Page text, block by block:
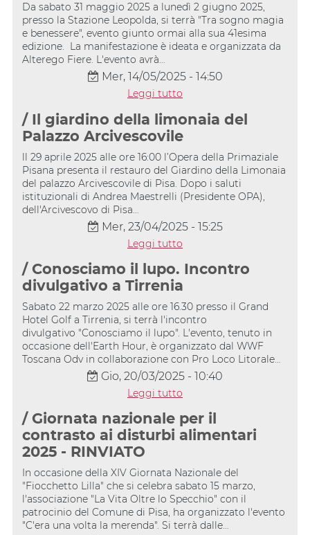
Da sabato 31 maggio 2025 a lunedì 2 giugno 2025,
presso la Stazione Leopolda, si terrà "Tra sogno magia
e benessere", evento giunto ormai alla sua 41esima
edizione. La manifestazione è ideata e organizzata da
Alterego Fiere. L'evento avrà…
Mer, 14/05/2025 - 14:50
Leggi tutto
/ Il giardino della limonaia del
Palazzo Arcivescovile
ll 29 aprile 2025 alle ore 16:00 l’Opera della Primaziale
Pisana presenta il restauro del Giardino della Limonaia
del palazzo Arcivescovile di Pisa. Dopo i saluti
istituzionali di Andrea Maestrelli (Presidente OPA),
dell'Arcivescovo di Pisa…
Mer, 23/04/2025 - 15:25
Leggi tutto
/ Conosciamo il lupo. Incontro
divulgativo a Tirrenia
Sabato 22 marzo 2025 alle ore 16.30 presso il Grand
Hotel Golf a Tirrenia, si terrà l'incontro
divulgativo "Conosciamo il lupo". L'evento, tenuto in
occasione dell'Earth Hour, è organizzato dal WWF
Toscana Odv in collaborazione con Pro Loco Litorale…
Gio, 20/03/2025 - 10:40
Leggi tutto
/ Giornata nazionale per il
contrasto ai disturbi alimentari
2025 - RINVIATO
In occasione della XIV Giornata Nazionale del
"Fiocchetto Lilla" che si celebra sabato 15 marzo,
l'associazione "La Vita Oltre lo Specchio" con il
patrocinio del Comune di Pisa, ha organizzato l'evento
"C'era una volta la merenda". Si terrà dalle…